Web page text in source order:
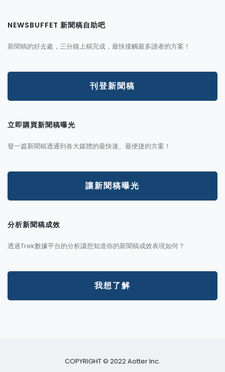
NEWSBUFFET 新聞稿自助吧
新聞稿的好去處，三分鐘上稿完成，最快接觸最多讀者的方案！
刊登新聞稿
立即購買新聞稿曝光
發一篇新聞稿透通到各大媒體的最快速、最便捷的方案！
讓新聞稿曝光
分析新聞稿成效
透過Trek數據平台的分析讓您知道你的新聞稿成效表現如何？
我想了解
COPYRIGHT © 2022 Aotter Inc.